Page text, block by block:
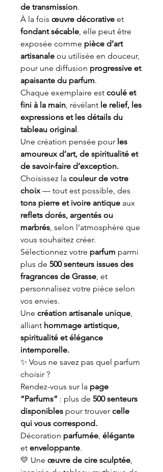
de transmission.
À la fois œuvre décorative et
fondant sécable, elle peut être
exposée comme pièce d’art
artisanale ou utilisée en douceur,
pour une diffusion progressive et
apaisante du parfum.
Chaque exemplaire est coulé et
fini à la main, révélant le relief, les
expressions et les détails du
tableau original.
Une création pensée pour les
amoureux d’art, de spiritualité et
de savoir-faire d’exception.
Choisissez la couleur de votre
choix— tout est possible, des
tons pierre et ivoire antique aux
reflets dorés, argentés ou
marbrés, selon l’atmosphère que
vous souhaitez créer.
Sélectionnez votre parfum parmi
plus de 500 senteurs issues des
fragrances de Grasse, et
personnalisez votre pièce selon
vos envies.
Une création artisanale unique,
alliant hommage artistique,
spiritualité et élégance
intemporelle.
✨ Vous ne savez pas quel parfum
choisir ?
Rendez-vous sur la page
“Parfums” : plus de 500 senteurs
disponibles pour trouver celle
qui vous correspond.
Décoration parfumée, élégante
et enveloppante.
💛 Une œuvre de cire sculptée,